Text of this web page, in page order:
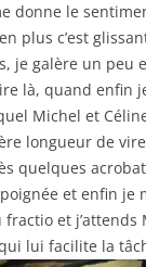
donne le
plus c’est
je galère un peu
là, quand enfin
Michel et
longueur de
quelques
et enfin je
fractio et
lui facilite la